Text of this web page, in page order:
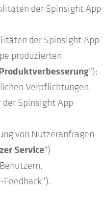
der Spinsight App
der Spinsight App
produzierten
");
Verpflichtungen,
Spinsight App
von Nutzeranfragen
Service")